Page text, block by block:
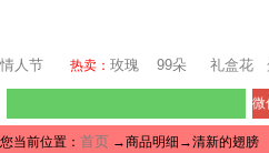
情人节 热卖： 玫瑰 99朵 礼盒花
微
您当前位置： 首页 →商品明细→清新的翅膀